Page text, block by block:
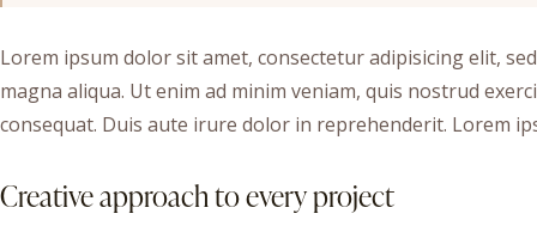
Lorem ipsum dolor sit amet, consectetur adipisicing elit,
magna aliqua. Ut enim ad minim veniam, quis nostrud
consequat. Duis aute irure dolor in reprehenderit. Lorem
Creative approach to every project